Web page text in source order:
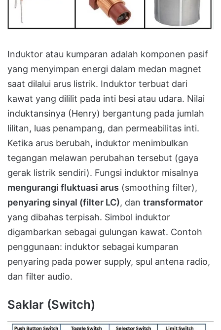
Induktor atau kumparan adalah komponen pasif
yang menyimpan energi dalam medan magnet
saat dilalui arus listrik. Induktor terbuat dari
kawat yang dililit pada inti besi atau udara. Nilai
induktansinya (Henry) bergantung pada jumlah
lilitan, luas penampang, dan permeabilitas inti.
Ketika arus berubah, induktor menimbulkan
tegangan melawan perubahan tersebut (gaya
gerak listrik sendiri). Fungsi induktor misalnya
mengurangi fluktuasi arus (smoothing filter),
penyaring sinyal (filter LC), dan transformator
yang dibahas terpisah. Simbol induktor
digambarkan sebagai gulungan kawat. Contoh
penggunaan: induktor sebagai kumparan
penyaring pada power supply, spul antena radio,
dan filter audio.
Saklar (Switch)